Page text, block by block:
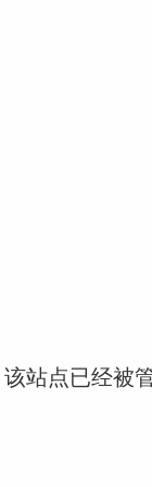
站点已经被